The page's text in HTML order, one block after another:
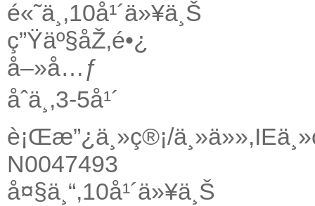
é«˜ä¸­,10å¹´ä»¥ä¸Š
ç”Ÿäº§åŽ‚é•¿
å–»å…ƒ
åˆä¸­,3-5å¹´
è¡Œæ”¿ä¸»ç®¡/
N0047493
å¤§ä¸“,10å¹´ä»¥ä¸Š